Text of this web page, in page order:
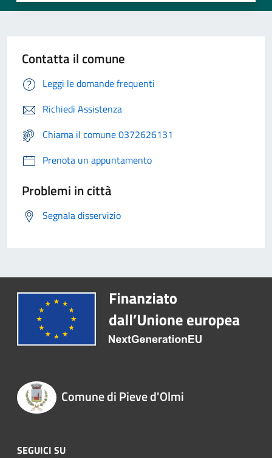
Contatta il comune
Leggi le domande frequenti
Richiedi Assistenza
Chiama il comune 0372626131
Prenota un appuntamento
Problemi in città
Segnala disservizio
Comune di Pieve d'Olmi
SEGUICI SU